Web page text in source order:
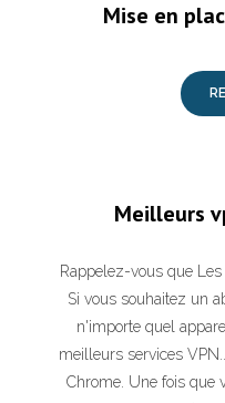
Mise en
Meilleurs
Rappelez-vous que
Si vous souhaitez un
n'importe quel
meilleurs services
Chrome. Une fois que